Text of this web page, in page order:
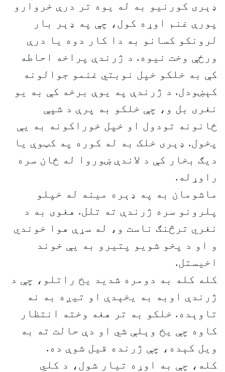
ډېری کورنیو به له یوه تر درې خروارو
پورې غنم اوړه کول، چې په ډېر بار
لرونکو کسانو به دا کار دوه یا درې
ورځې وخت نیوه. د ژرندې پراخه احاطه
کې به خلکو خپل نوبتي غنمو جوالونه
کېښودل. د ژرندې په یوې برخه کې به یو
نغری بل و، چې خلکو به پرې د شپې
ځانونه تودول او خپل خوراکونه به یې
پخول. ډېری خلک به له کوره په کټوې یا
دیګ بخار کې د لاندې ښوروا له ځان سره
راوړله.
ماشومان به په ډېره مینه له خپلو
پلرونو سره ژرندې ته تلل. هغوی به د
نغري ترڅنګ ناست و، له سړې هوا خوندي
و او د پخو شویو پتیرو به یې خوند
اخیستل.
کله کله به دومره شدید یخ راتلو، چې د
ژرندې اوبه به یخېدې او تیږه به نه
تاوېده. خلکو به تر هغه وخته انتظار
کاوه چې یخ وېلې شي او دې حالت ته به
ویل کېده، چې ژرنده قیل شوې ده.
کله، چې به اوړه تیار شول، د کلي